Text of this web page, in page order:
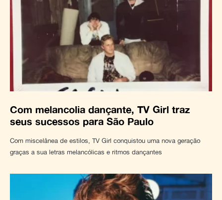
Com melancolia dançante, TV Girl traz
seus sucessos para São Paulo
Com miscelânea de estilos, TV Girl conquistou uma nova geração
graças a sua letras melancólicas e ritmos dançantes